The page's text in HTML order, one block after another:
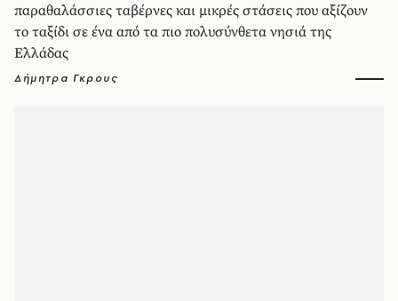
παραθαλάσσιες ταβέρνες και μικρές στάσεις που αξίζουν
το ταξίδι σε ένα από τα πιο πολυσύνθετα νησιά της
Ελλάδας
Δήμητρα Γκρους